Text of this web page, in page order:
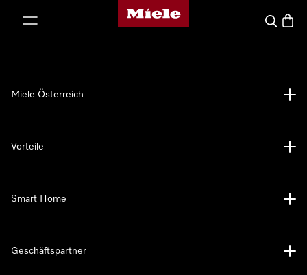
Miele-Homepage
Suche
Miele Österreich
Vorteile
Smart Home
Geschäftspartner